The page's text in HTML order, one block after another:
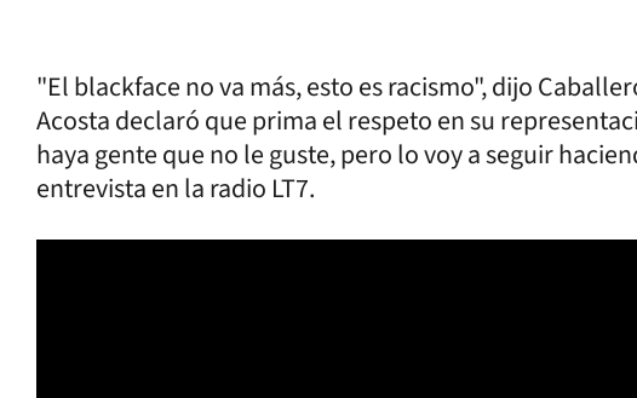
"El blackface no va más, esto es racismo", dijo
Acosta declaró que prima el respeto en su
haya gente que no le guste, pero lo voy a seguir
entrevista en la radio LT7.